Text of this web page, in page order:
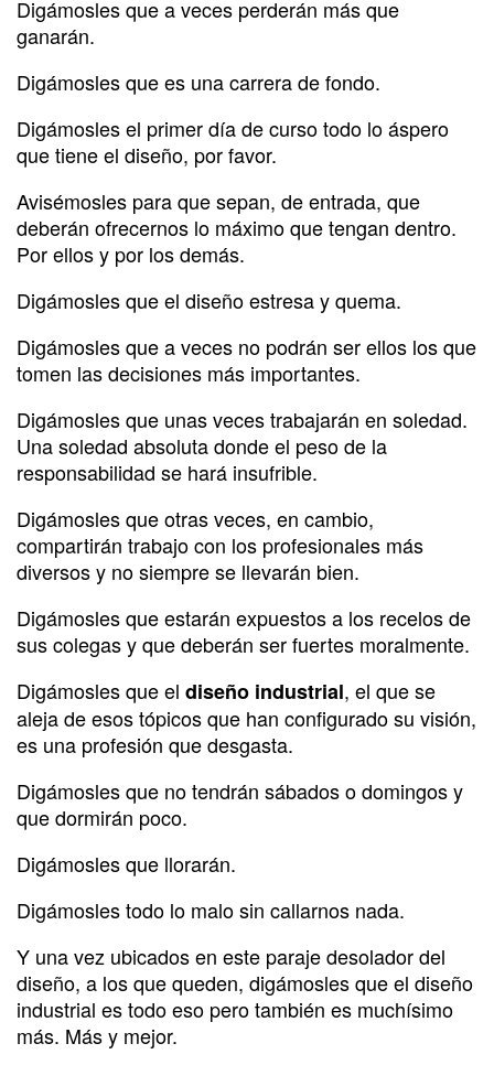
Digámosles que a veces perderán más que
ganarán.
Digámosles que es una carrera de fondo.
Digámosles el primer día de curso todo lo áspero
que tiene el diseño, por favor.
Avisémosles para que sepan, de entrada, que
deberán ofrecernos lo máximo que tengan dentro.
Por ellos y por los demás.
Digámosles que el diseño estresa y quema.
Digámosles que a veces no podrán ser ellos los que
tomen las decisiones más importantes.
Digámosles que unas veces trabajarán en soledad.
Una soledad absoluta donde el peso de la
responsabilidad se hará insufrible.
Digámosles que otras veces, en cambio,
compartirán trabajo con los profesionales más
diversos y no siempre se llevarán bien.
Digámosles que estarán expuestos a los recelos de
sus colegas y que deberán ser fuertes moralmente.
Digámosles que el diseño industrial, el que se
aleja de esos tópicos que han configurado su visión,
es una profesión que desgasta.
Digámosles que no tendrán sábados o domingos y
que dormirán poco.
Digámosles que llorarán.
Digámosles todo lo malo sin callarnos nada.
Y una vez ubicados en este paraje desolador del
diseño, a los que queden, digámosles que el diseño
industrial es todo eso pero también es muchísimo
más. Más y mejor.